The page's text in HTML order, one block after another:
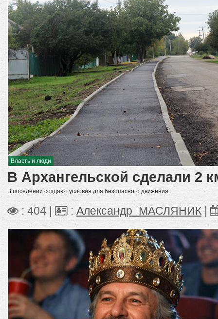
Власть и люди
В Архангельской сделали 2
В поселении создают условия для безопасного движения.
: 404 | : Александр_МАСЛЯНИК|